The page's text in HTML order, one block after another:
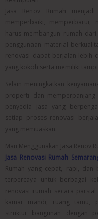
Jasa Renov Rumah
memperbaiki, memperbarui,
harus membangun rumah
penggunaan material
renovasi dapat berjalan lebih
yang kokoh serta memiliki
Selain meningkatkan
properti dan memperpanjang
penyedia jasa yang
setiap proses renovasi
yang memuaskan.
Mau Menggunakan Jasa Renov
Jasa Renovasi Rumah
Rumah yang cepat, rapi, dan
terpercaya untuk berbagai
renovasi rumah secara
kamar mandi, ruang tamu,
struktur bangunan dengan